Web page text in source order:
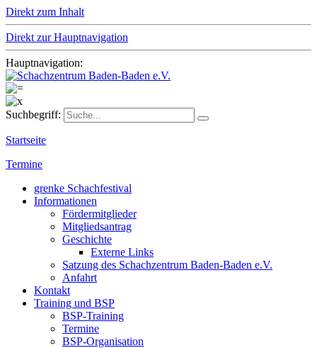
Direkt zum Inhalt
Direkt zur Hauptnavigation
Hauptnavigation:
Suchbegriff:
Startseite
Termine
grenke Schachfestival
Informationen
Fördermitglieder
Mitgliedsantrag
Geschichte
Externe Links
Satzung des Schachzentrum Baden-Baden e.V.
Anfahrt
Kontakt
Training und BSP
BSP-Training
Termine
BSP-Organisation